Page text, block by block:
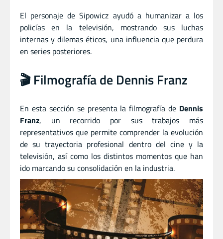
El personaje de Sipowicz ayudó a humanizar a los
policías en la televisión, mostrando sus luchas
internas y dilemas éticos, una influencia que perdura
en series posteriores.
🎬 Filmografía de Dennis Franz
En esta sección se presenta la filmografía de Dennis
Franz, un recorrido por sus trabajos más
representativos que permite comprender la evolución
de su trayectoria profesional dentro del cine y la
televisión, así como los distintos momentos que han
ido marcando su consolidación en la industria.